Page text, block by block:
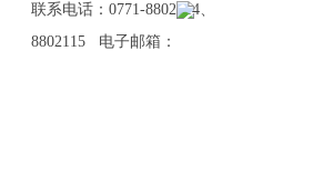
联系电话：0771-8802114、
8802115 电子邮箱：